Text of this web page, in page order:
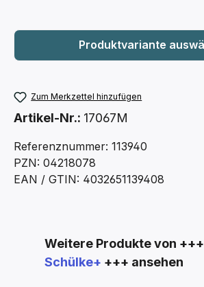
Zum Merkzettel hinzufügen
Artikel-Nr.: 17067M
Referenznummer: 113940
PZN: 04218078
EAN / GTIN: 4032651139408
Produktgalerie überspringen
Weitere Produkte von +++
Schülke+ +++ ansehen